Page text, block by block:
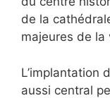
de la
majeures de la
L’implantation
aussi central